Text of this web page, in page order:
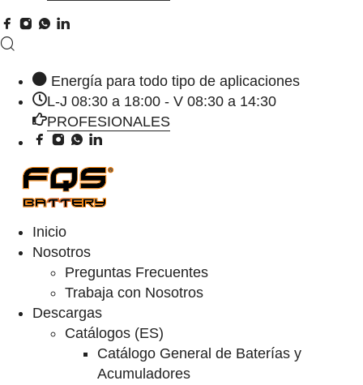
Energía para todo tipo de aplicaciones
L-J 08:30 a 18:00 - V 08:30 a 14:30
PROFESIONALES
Inicio
Nosotros
Preguntas Frecuentes
Trabaja con Nosotros
Descargas
Catálogos (ES)
Catálogo General de Baterías y
Acumuladores